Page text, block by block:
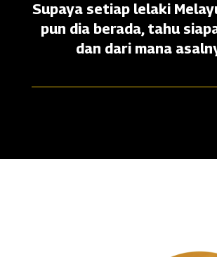
Supaya setiap lelaki
pun dia berada, tahu
dan dari mana